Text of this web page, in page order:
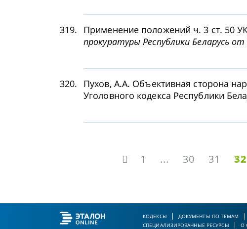
319. Применение положений ч. 3 ст. 50
прокуратуры Республики Беларусь
320.
Пухов, А.А. Объективная сторона
Уголовного кодекса Республики
1 ... 30 31 32
КОДЕКСЫ ДОКУМЕНТЫ ПО ТЕМАМ
СПЕЦИАЛИЗИРОВАННЫЕ РЕСУРСЫ
О